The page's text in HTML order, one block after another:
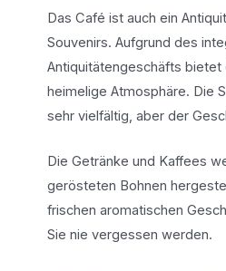
Das Café ist auch ein
Souvenirs. Aufgrund des
Antiquitätengeschäfts bietet
heimelige Atmosphäre. Die
sehr vielfältig, aber der
Die Getränke und Kaffees
gerösteten Bohnen
frischen aromatischen
Sie nie vergessen werden.